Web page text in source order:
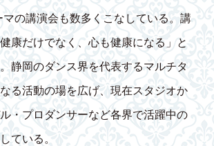
マの講演会も数多くこなしている。講
康だけでなく、心も健康になる」と
静岡のダンス界を代表するマルチタ
る活動の場を広げ、現在スタジオか
・プロダンサーなど各界で活躍中の
ている。